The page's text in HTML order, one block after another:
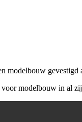
gevestigd
modelbouw in al